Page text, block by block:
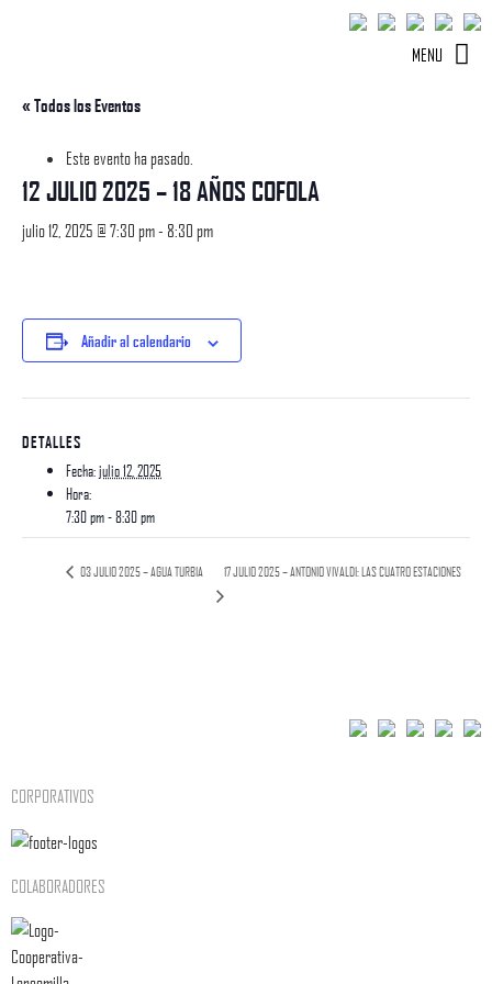
MENU
« Todos los Eventos
Este evento ha pasado.
12 JULIO 2025 – 18 AÑOS COFOLA
julio 12, 2025 @ 7:30 pm- 8:30 pm
Añadir al calendario
DETALLES
Fecha:julio 12, 2025
Hora:
7:30 pm - 8:30 pm
03 JULIO 2025 – AGUA TURBIA 17 JULIO 2025 – ANTONIO VIVALDI: LAS CUATRO ESTACIONES
CORPORATIVOS
COLABORADORES